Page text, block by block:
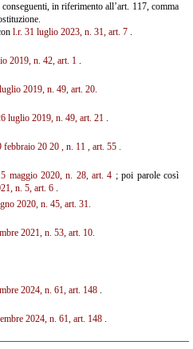
in riferimento all’art. 117, comma
l.r. 31 luglio 2023, n. 31, art. 7.
2019, n. 42, art. 1.
2019, n. 49, art. 20.
luglio 2019, n. 49, art. 21.
febbraio 20 20 , n. 11 , art. 55 .
maggio 2020, n. 28, art. 4 ; poi parole così
n. 5, art. 6.
2020, n. 45, art. 31.
2021, n. 53, art. 10.
2024, n. 61, art. 148.
2024, n. 61, art. 148.